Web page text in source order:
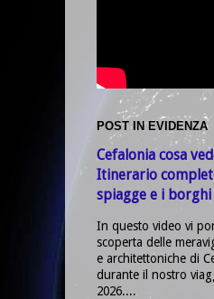
POST IN EVIDENZA
Cefalonia cosa
Itinerario
spiagge e i
In questo video vi
scoperta delle
e architettoniche di
durante il nostro
2026....